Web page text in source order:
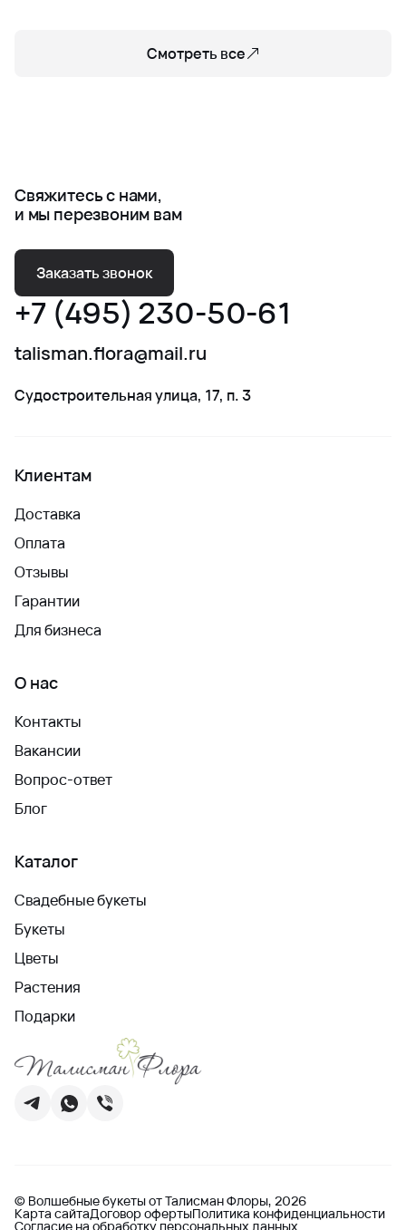
Смотреть все
Свяжитесь с нами,
и мы перезвоним вам
Заказать звонок
+7 (495) 230-50-61
talisman.flora@mail.ru
Судостроительная улица, 17, п. 3
Клиентам
Доставка
Оплата
Отзывы
Гарантии
Для бизнеса
О нас
Контакты
Вакансии
Вопрос-ответ
Блог
Каталог
Свадебные букеты
Букеты
Цветы
Растения
Подарки
© Волшебные букеты от Талисман Флоры, 2026
Карта сайтаДоговор офертыПолитика конфиденциальности
Согласие на обработку персональных данных